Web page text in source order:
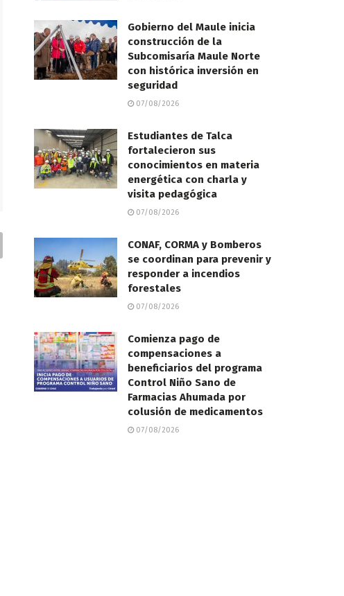
Gobierno del Maule inicia
construcción de la
Subcomisaría Maule Norte
con histórica inversión en
seguridad
07/08/2026
Estudiantes de Talca
fortalecieron sus
conocimientos en materia
energética con charla y
visita pedagógica
07/08/2026
CONAF, CORMA y Bomberos
se coordinan para prevenir y
responder a incendios
forestales
07/08/2026
Comienza pago de
compensaciones a
beneficiarios del programa
Control Niño Sano de
Farmacias Ahumada por
colusión de medicamentos
07/08/2026